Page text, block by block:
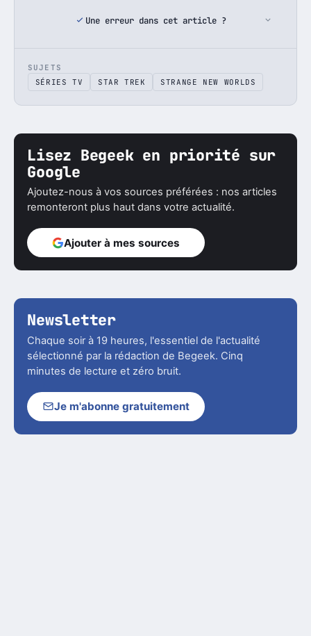
Une erreur dans cet article ?
SUJETS
SÉRIES TV
STAR TREK STRANGE NEW WORLDS
Lisez Begeek en priorité sur
Google
Ajoutez-nous à vos sources préférées : nos articles
remonteront plus haut dans votre actualité.
Ajouter à mes sources
Newsletter
Chaque soir à 19 heures, l'essentiel de l'actualité
sélectionné par la rédaction de Begeek. Cinq
minutes de lecture et zéro bruit.
Je m'abonne gratuitement